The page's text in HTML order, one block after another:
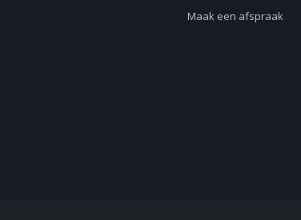
Maak een afspraak